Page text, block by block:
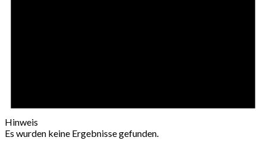
Hinweis
Es wurden keine Ergebnisse gefunden.